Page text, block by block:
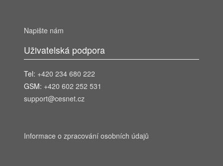
Napište nám
Uživatelská podpora
Tel: +420 234 680 222
GSM: +420 602 252 531
support@cesnet.cz
Informace o zpracování osobních údajů